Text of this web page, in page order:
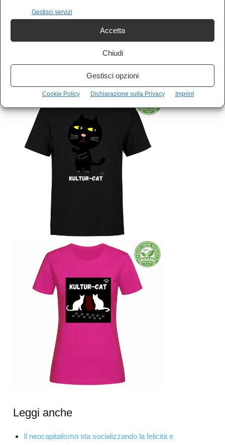
Gestisci servizi
Accetta
Chiudi
Gestisci opzioni
Cookie Policy Dichiarazione sulla Privacy Imprint
Sostieni Kulturjam, sostieni l’informazione libera e
Leggi anche
Il neocapitalismo sta socializzando la felicità e